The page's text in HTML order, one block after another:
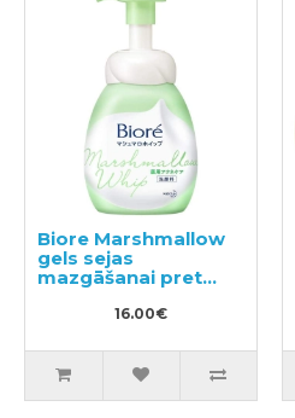
Biore Marshmallow
gels sejas
mazgāšanai pret
16.00€